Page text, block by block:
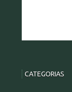
CATEGORIAS